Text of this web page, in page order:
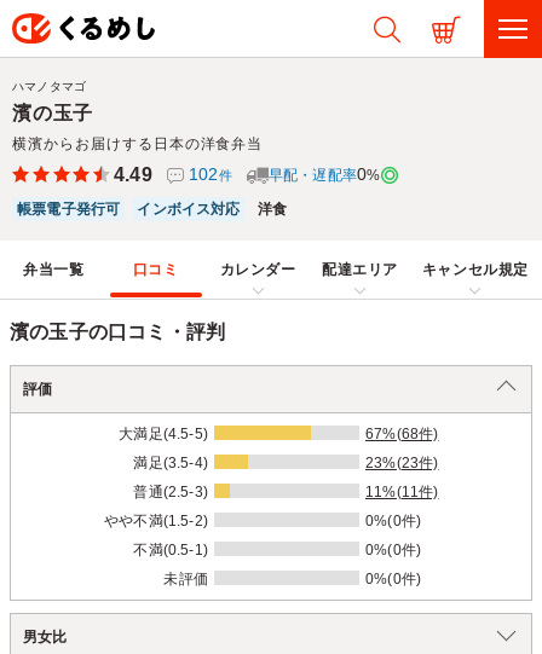
濱の玉子
横濱からお届けする日本の洋食弁当
ハマノタマゴ
4.49 102件 早配・遅配率0%
帳票電子発行可
インボイス対応 洋食
弁当一覧 口コミ カレンダー 配達エリア キャンセル規定
濱の玉子の口コミ・評判
評価
大満足(4.5-5)
67%(68件)
満足(3.5-4)
23%(23件)
普通(2.5-3)
11%(11件)
やや不満(1.5-2)
0%(0件)
不満(0.5-1)
0%(0件)
未評価
0%(0件)
男女比